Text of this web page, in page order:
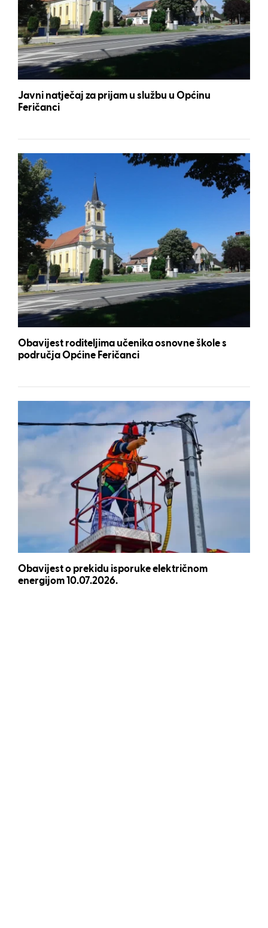
Javni natječaj za prijam u službu u Općinu
Feričanci
Obavijest roditeljima učenika osnovne škole s
područja Općine Feričanci
Obavijest o prekidu isporuke električnom
energijom 10.07.2026.